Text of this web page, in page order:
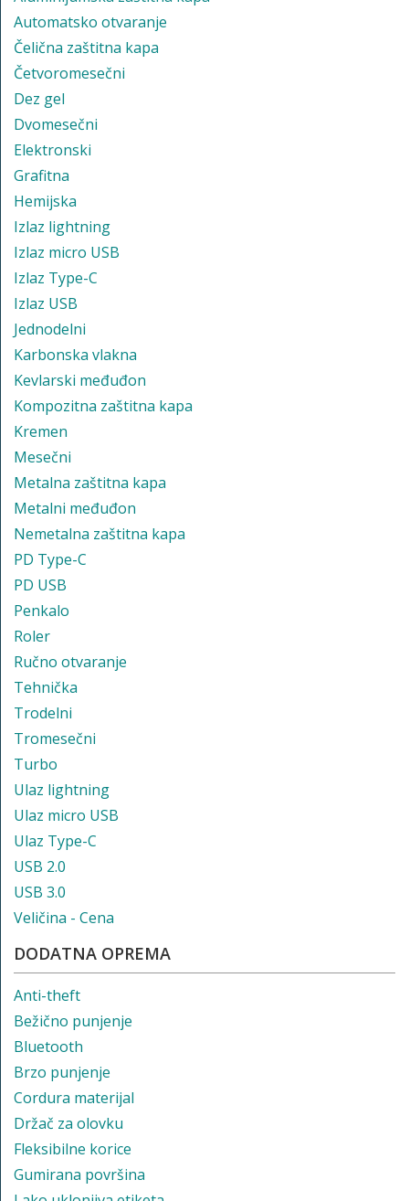
Automatsko otvaranje
Čelična zaštitna kapa
Četvoromesečni
Dez gel
Dvomesečni
Elektronski
Grafitna
Hemijska
Izlaz lightning
Izlaz micro USB
Izlaz Type-C
Izlaz USB
Jednodelni
Karbonska vlakna
Kevlarski međuđon
Kompozitna zaštitna kapa
Kremen
Mesečni
Metalna zaštitna kapa
Metalni međuđon
Nemetalna zaštitna kapa
PD Type-C
PD USB
Penkalo
Roler
Ručno otvaranje
Tehnička
Trodelni
Tromesečni
Turbo
Ulaz lightning
Ulaz micro USB
Ulaz Type-C
USB 2.0
USB 3.0
Veličina - Cena
DODATNA OPREMA
Anti-theft
Bežično punjenje
Bluetooth
Brzo punjenje
Cordura materijal
Držač za olovku
Fleksibilne korice
Gumirana površina